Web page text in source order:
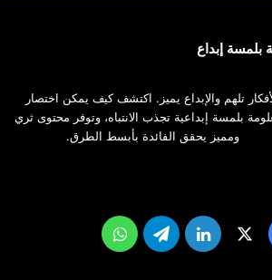
بلمسة إبداع
تلهم والإبداع يميز. اكتشف كيف يمكن اختصار
بلمسة إبداعية تجذب الانتباه، وتوفر محتوى ثري
ومميز يحقق الفائدة بأبسط الطرق.
لينكدإنتيلقرامواتساب